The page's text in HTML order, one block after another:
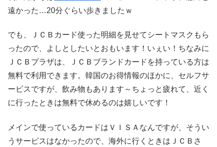
遠かった…20分ぐらい歩きましたｗ
でも、ＪＣＢカード使った明細を見せてシートマスクもら
ったので、よしとしたいとおもいます！いぇい！ちなみに
ＪＣＢプラザは、ＪＣＢブランドカードを持っている方は
無料で利用できます。韓国のお得情報のほかに、セルフサ
ービスですが、飲み物もあります～ちょっと疲れて、近く
に行ったときは無料で休めるのは嬉しいです！
メインで使っているカードはＶＩＳＡなんですが、そうい
うサービスはなかったので、海外に行くときはＪＣＢさ